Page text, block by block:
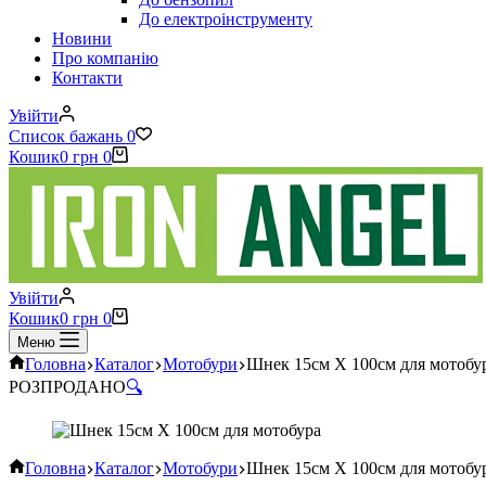
До електроінструменту
Новини
Про компанію
Контакти
Увійти
Список бажань 0
Кошик0 грн 0
Увійти
Кошик0 грн 0
Меню
Головна Каталог Мотобури Шнек 15см Х 100см для
РОЗПРОДАНО🔍
Головна Каталог Мотобури Шнек 15см Х 100см для